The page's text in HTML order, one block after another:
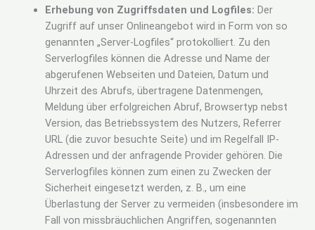
Erhebung von Zugriffsdaten und Logfiles: Der
Zugriff auf unser Onlineangebot wird in Form von so
genannten „Server-Logfiles“ protokolliert. Zu den
Serverlogfiles können die Adresse und Name der
abgerufenen Webseiten und Dateien, Datum und
Uhrzeit des Abrufs, übertragene Datenmengen,
Meldung über erfolgreichen Abruf, Browsertyp nebst
Version, das Betriebssystem des Nutzers, Referrer
URL (die zuvor besuchte Seite) und im Regelfall IP-
Adressen und der anfragende Provider gehören. Die
Serverlogfiles können zum einen zu Zwecken der
Sicherheit eingesetzt werden, z. B., um eine
Überlastung der Server zu vermeiden (insbesondere im
Fall von missbräuchlichen Angriffen, sogenannten